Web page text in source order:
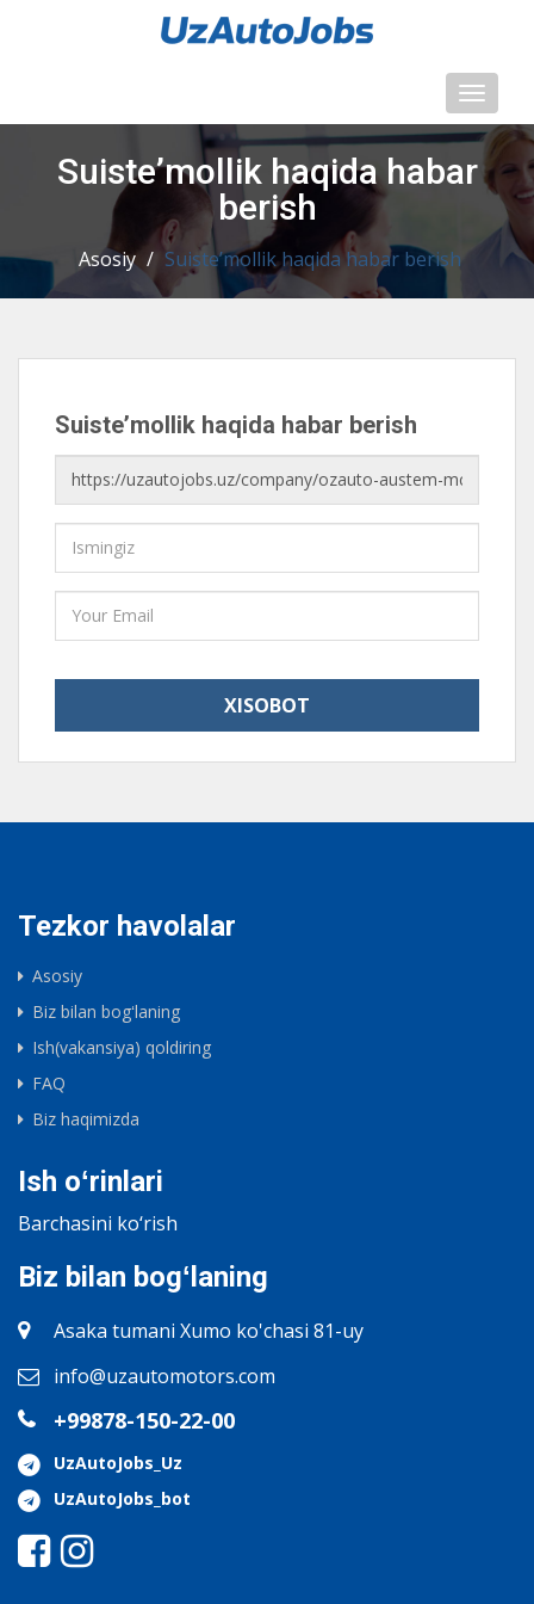
Toggle
Suisteʼmollik haqida habar
berish
Asosiy / Suisteʼmollik haqida habar berish
Suisteʼmollik haqida habar berish
Tezkor havolalar
Asosiy
Biz bilan bogʻlaning
Ish(vakansiya) qoldiring
FAQ
Biz haqimizda
Ish oʻrinlari
Barchasini ko‘rish
Biz bilan bogʻlaning
Asaka tumani Xumo ko'chasi 81-uy
info@uzautomotors.com
+99878-150-22-00
UzAutoJobs_Uz
UzAutoJobs_bot